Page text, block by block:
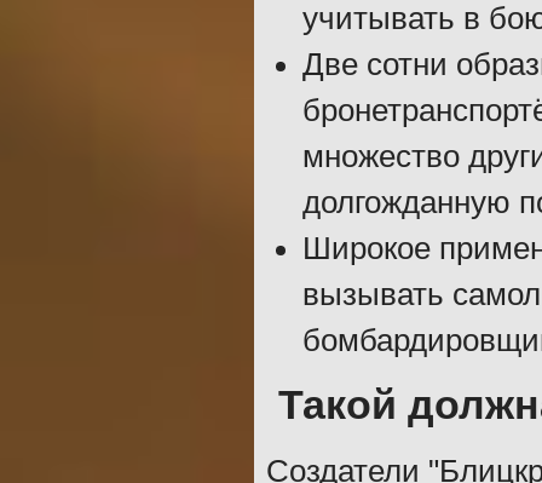
учитывать в
Две сотни
множество
долгожданную
Широкое
вызывать
Такой
Создатели